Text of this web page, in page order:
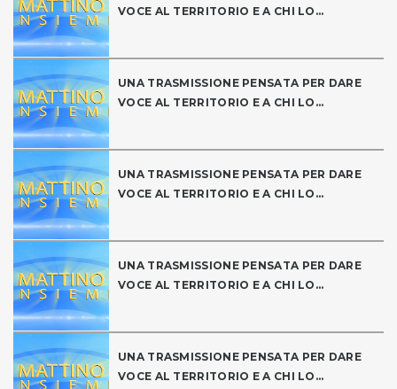
VOCE AL TERRITORIO E A CHI LO...
UNA TRASMISSIONE PENSATA PER DARE
VOCE AL TERRITORIO E A CHI LO...
UNA TRASMISSIONE PENSATA PER DARE
VOCE AL TERRITORIO E A CHI LO...
UNA TRASMISSIONE PENSATA PER DARE
VOCE AL TERRITORIO E A CHI LO...
UNA TRASMISSIONE PENSATA PER DARE
VOCE AL TERRITORIO E A CHI LO...